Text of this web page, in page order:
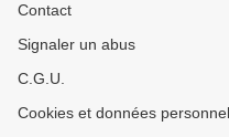
Contact
Signaler un abus
C.G.U.
Cookies et données